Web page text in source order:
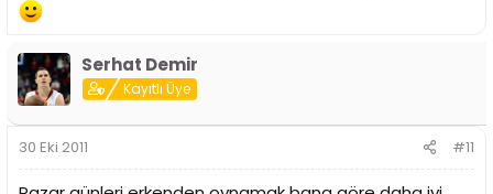
Serhat Demir
Kayıtlı Üye
30 Eki 2011 #11